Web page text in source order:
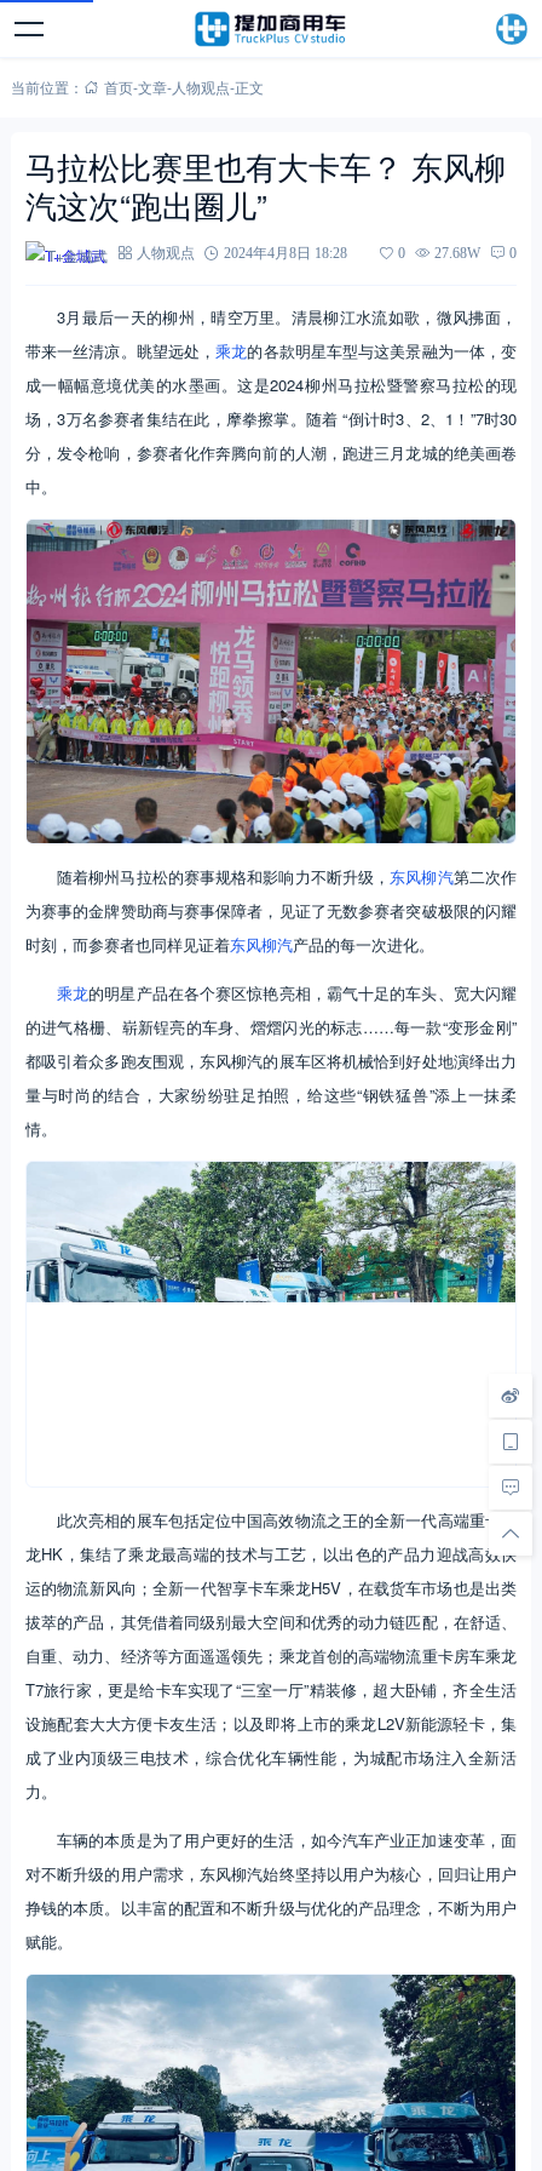
当前位置： 首页-文章-人物观点-正文
马拉松比赛里也有大卡车？ 东风柳
汽这次“跑出圈儿”
T+金城武 人物观点 2024年4月8日 18:28 0 27.68W 0
3月最后一天的柳州，晴空万里。清晨柳江水流如歌，微风拂面，
带来一丝清凉。眺望远处，乘龙的各款明星车型与这美景融为一体，变
成一幅幅意境优美的水墨画。这是2024柳州马拉松暨警察马拉松的现
场，3万名参赛者集结在此，摩拳擦掌。随着 “倒计时3、2、1！”7时30
分，发令枪响，参赛者化作奔腾向前的人潮，跑进三月龙城的绝美画卷
中。
随着柳州马拉松的赛事规格和影响力不断升级， 东风柳汽第二次作
为赛事的金牌赞助商与赛事保障者，见证了无数参赛者突破极限的闪耀
时刻，而参赛者也同样见证着东风柳汽产品的每一次进化。
乘龙的明星产品在各个赛区惊艳亮相，霸气十足的车头、宽大闪耀
的进气格栅、崭新锃亮的车身、熠熠闪光的标志……每一款“变形金刚”
都吸引着众多跑友围观，东风柳汽的展车区将机械恰到好处地演绎出力
量与时尚的结合，大家纷纷驻足拍照，给这些“钢铁猛兽”添上一抹柔
情。
此次亮相的展车包括定位中国高效物流之王的全新一代高端重卡乘
龙HK，集结了乘龙最高端的技术与工艺，以出色的产品力迎战高效快
运的物流新风向；全新一代智享卡车乘龙H5V，在载货车市场也是出类
拔萃的产品，其凭借着同级别最大空间和优秀的动力链匹配，在舒适、
自重、动力、经济等方面遥遥领先；乘龙首创的高端物流重卡房车乘龙
T7旅行家，更是给卡车实现了“三室一厅”精装修，超大卧铺，齐全生活
设施配套大大方便卡友生活；以及即将上市的乘龙L2V新能源轻卡，集
成了业内顶级三电技术，综合优化车辆性能，为城配市场注入全新活
力。
车辆的本质是为了用户更好的生活，如今汽车产业正加速变革，面
对不断升级的用户需求，东风柳汽始终坚持以用户为核心，回归让用户
挣钱的本质。以丰富的配置和不断升级与优化的产品理念，不断为用户
赋能。